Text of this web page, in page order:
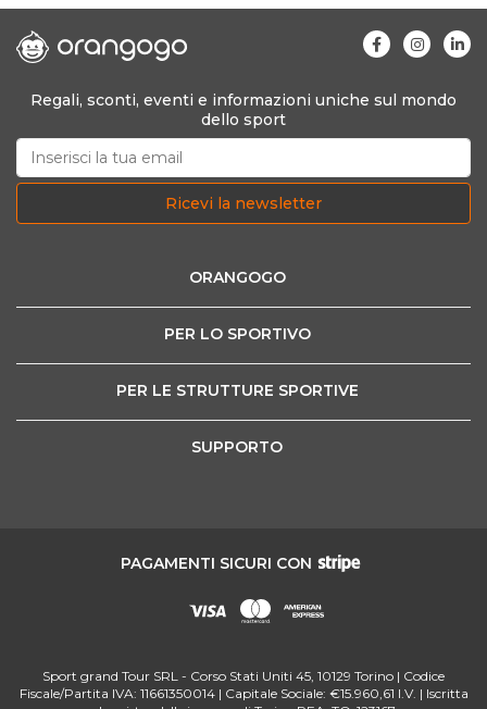
Regali, sconti, eventi e informazioni uniche sul mondo
dello sport
Ricevi la newsletter
ORANGOGO
PER LO SPORTIVO
PER LE STRUTTURE SPORTIVE
SUPPORTO
PAGAMENTI SICURI CON
Sport grand Tour SRL - Corso Stati Uniti 45, 10129 Torino | Codice
Fiscale/Partita IVA: 11661350014 | Capitale Sociale: €15.960,61 I.V. | Iscritta